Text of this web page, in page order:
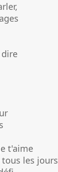
t'aime
les jours